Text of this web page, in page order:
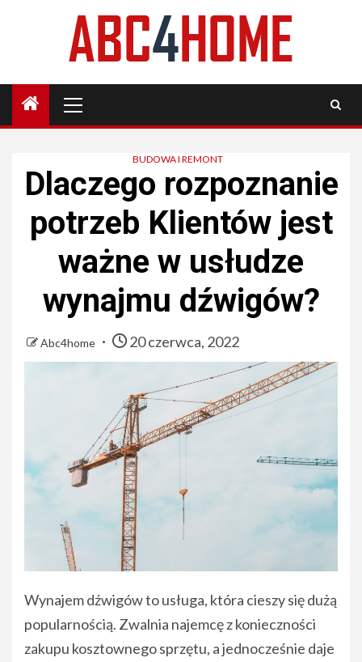
Menu
BUDOWA I REMONT
Dlaczego rozpoznanie
potrzeb Klientów jest
ważne w usłudze
wynajmu dźwigów?
Abc4home 20 czerwca, 2022
Wynajem dźwigów to usługa, która cieszy się dużą
popularnością. Zwalnia najemcę z konieczności
zakupu kosztownego sprzętu, a jednocześnie daje